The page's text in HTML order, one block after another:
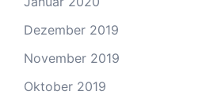
Dezember 2019
November 2019
Oktober 2019